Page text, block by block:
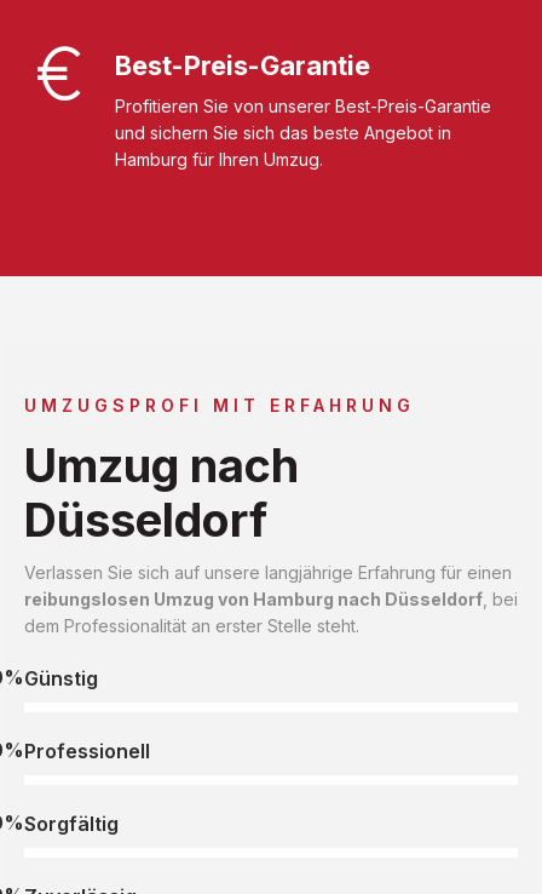
Best-Preis-Garantie
Profitieren Sie von unserer Best-Preis-Garantie
und sichern Sie sich das beste Angebot in
Hamburg für Ihren Umzug.
UMZUGSPROFI MIT ERFAHRUNG
Umzug nach
Düsseldorf
Verlassen Sie sich auf unsere langjährige Erfahrung für einen
reibungslosen Umzug von Hamburg nach Düsseldorf , bei
dem Professionalität an erster Stelle steht.
Günstig
Professionell
Sorgfältig